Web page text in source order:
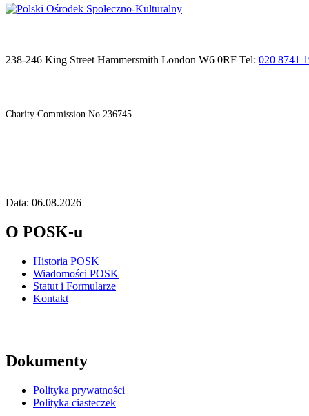
238-246 King Street Hammersmith London W6 0RF Tel: 020 8741
Charity Commission No.236745
Data: 06.08.2026
O POSK-u
Historia POSK
Wiadomości POSK
Statut i Formularze
Kontakt
Dokumenty
Polityka prywatności
Polityka ciasteczek